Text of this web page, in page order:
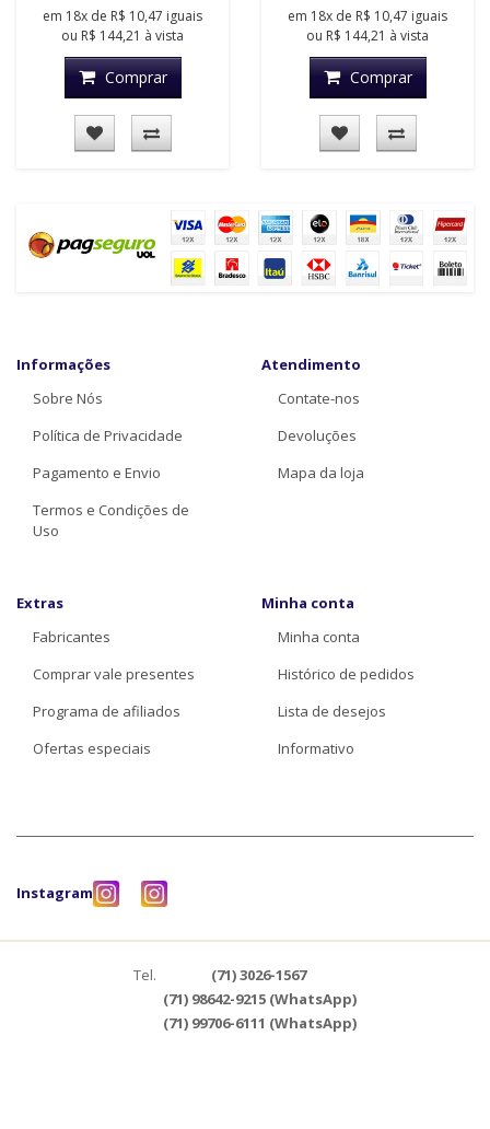
em 18x de R$ 10,47 iguais
ou R$ 144,21 à vista
Comprar
em 18x de R$ 10,47 iguais
ou R$ 144,21 à vista
Comprar
Informações
Sobre Nós
Política de Privacidade
Pagamento e Envio
Termos e Condições de
Uso
Atendimento
Contate-nos
Devoluções
Mapa da loja
Extras
Fabricantes
Comprar vale presentes
Programa de afiliados
Ofertas especiais
Minha conta
Minha conta
Histórico de pedidos
Lista de desejos
Informativo
Instagram
Tel.
(71) 3026-1567
(71) 98642-9215 (WhatsApp)
(71) 99706-6111 (WhatsApp)